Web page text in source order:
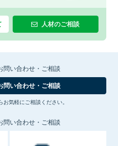
人材のご相談
い合わせ・ご相談
問い合わせ・ご相談
お気軽にご相談ください。
い合わせ・ご相談